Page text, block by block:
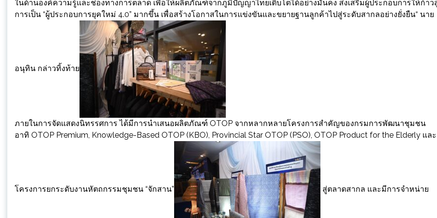
ในด้านองค์ความรู้และช่องทางการตลาด เพื่อให้ผลิตภัณฑ์จากภูมิปัญญาไทยเติบโตได้อย่างมั่นคง ส่งเสริมผู้ประกอบการให้ก้าว
การเป็น “ผู้ประกอบการยุคใหม่ 4.0” มากขึ้น เพื่อสร้างโอกาสในการแข่งขันและขยายฐานลูกค้าไปสู่ระดับสากลอย่างยั่งยืน“ นาย
อนุทิน กล่าวทิ้งท้าย
ภายในการจัดแสดงนิทรรศการ ได้มีการนำเสนอผลิตภัณฑ์ OTOP จากหลากหลายโครงการสำคัญของกรมการพัฒนาชุมชน
อาทิ OTOP Premium, Knowledge-Based OTOP (KBO), Provincial Star OTOP (PSO), OTOP Product for the Elderly และ
โครงการยกระดับงานหัตถกรรมชุมชน “จักสาน” สู่ตลาดสากล และมีการจำหน่าย